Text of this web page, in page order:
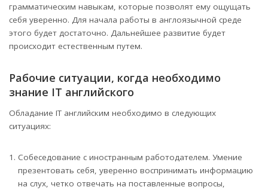
грамматическим навыкам, которые позволят ему ощущать
себя уверенно. Для начала работы в англоязычной среде
этого будет достаточно. Дальнейшее развитие будет
происходит естественным путем.
Рабочие ситуации, когда необходимо
знание IT английского
Обладание IT английским необходимо в следующих
ситуациях:
Собеседование с иностранным работодателем. Умение
презентовать себя, уверенно воспринимать информацию
на слух, четко отвечать на поставленные вопросы,